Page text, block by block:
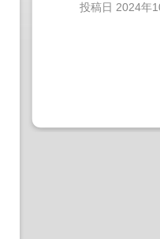
投稿日 2024年